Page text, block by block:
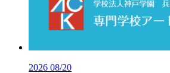
2026 08/20